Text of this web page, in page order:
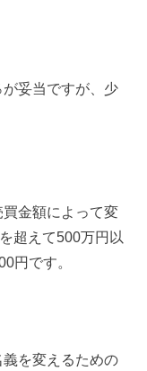
妥当ですが、少
金額によって変
超えて500万円以
円です。
を変えるための